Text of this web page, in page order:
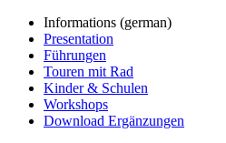
Informations (german)
Presentation
Führungen
Touren mit Rad
Kinder & Schulen
Workshops
Download Ergänzungen